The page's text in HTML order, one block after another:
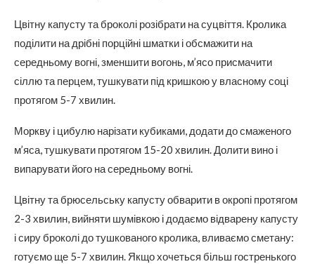
Цвітну капусту та броколі розібрати на суцвіття. Кролика
поділити на дрібні порційні шматки і обсмажити на
середньому вогні, зменшити вогонь, м’ясо присмачити
сіллю та перцем, тушкувати під кришкою у власному соці
протягом 5-7 хвилин.
Моркву і цибулю нарізати кубиками, додати до смаженого
м’яса, тушкувати протягом 15-20 хвилин. Долити вино і
випарувати його на середньому вогні.
Цвітну та брюсельську капусту обварити в окропі протягом
2-3 хвилин, вийняти шумівкою і додаємо відварену капусту
і сиру броколі до тушкованого кролика, вливаємо сметану:
готуємо ще 5-7 хвилин. Якщо хочеться більш гостренького